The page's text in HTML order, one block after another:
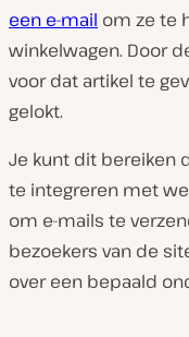
een e-mail om ze te
winkelwagen. Door
voor dat artikel te
gelokt.
Je kunt dit bereiken
te integreren met
om e-mails te
bezoekers van de
over een bepaald